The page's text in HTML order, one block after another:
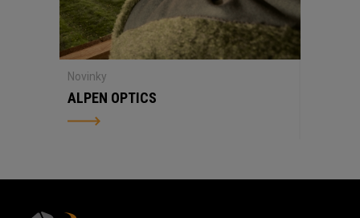
Novinky
ALPEN OPTICS